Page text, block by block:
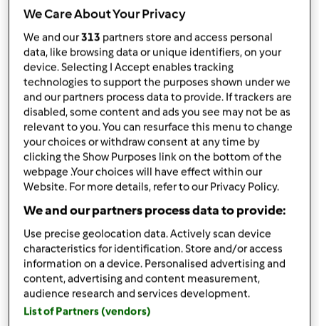
Aggiungi alle mie raccolte
condividi la ricetta
Ingredienti
TORTINE SALATE AI PEPERONI
200grammolatte
80grammoolio extravergine di oliva
1pezzopeperone rosso
1pezzopeperone giallo
1pezzopeperone verde
4pezzouova
1cucchiainosale
We Care About Your Privacy
We and our313 partners store and access personal
data, like browsing data or unique identifiers, on your
device. Selecting I Accept enables tracking
technologies to support the purposes shown under we
and our partners process data to provide. If trackers are
disabled, some content and ads you see may not be as
relevant to you. You can resurface this menu to change
your choices or withdraw consent at any time by
clicking the Show Purposes link on the bottom of the
webpage .Your choices will have effect within our
Website. For more details, refer to our Privacy Policy.
We and our partners process data to provide:
Use precise geolocation data. Actively scan device
characteristics for identification. Store and/or access
information on a device. Personalised advertising and
content, advertising and content measurement,
audience research and services development.
List of Partners (vendors)